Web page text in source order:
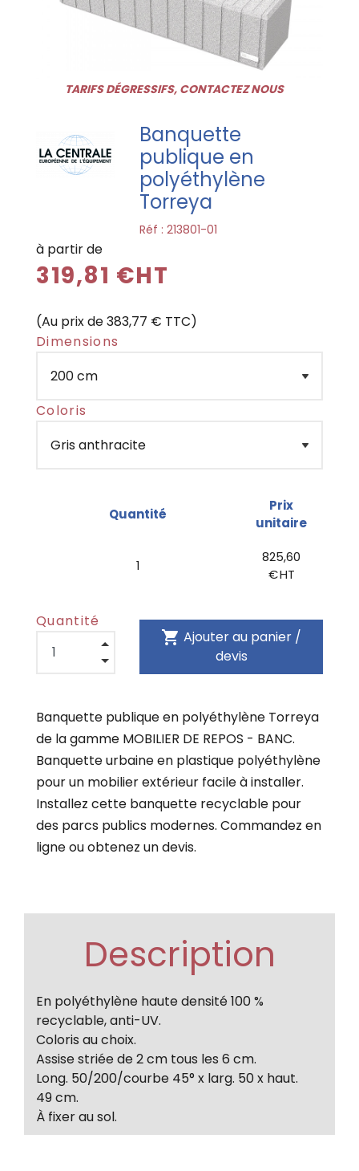
TARIFS DÉGRESSIFS, CONTACTEZ NOUS
Banquette
publique en
polyéthylène
Torreya
Réf :213801-01
à partir de
319,81 €HT
(Au prix de 383,77 € TTC)
Dimensions
Coloris
Quantité
Prix
unitaire
1
825,60
€ HT
Quantité
shopping_cart Ajouter au panier /
devis
Banquette publique en polyéthylène Torreya
de la gamme MOBILIER DE REPOS - BANC.
Banquette urbaine en plastique polyéthylène
pour un mobilier extérieur facile à installer.
Installez cette banquette recyclable pour
des parcs publics modernes. Commandez en
ligne ou obtenez un devis.
Description
En polyéthylène haute densité 100 %
recyclable, anti-UV.
Coloris au choix.
Assise striée de 2 cm tous les 6 cm.
Long. 50/200/courbe 45° x larg. 50 x haut.
49 cm.
À fixer au sol.